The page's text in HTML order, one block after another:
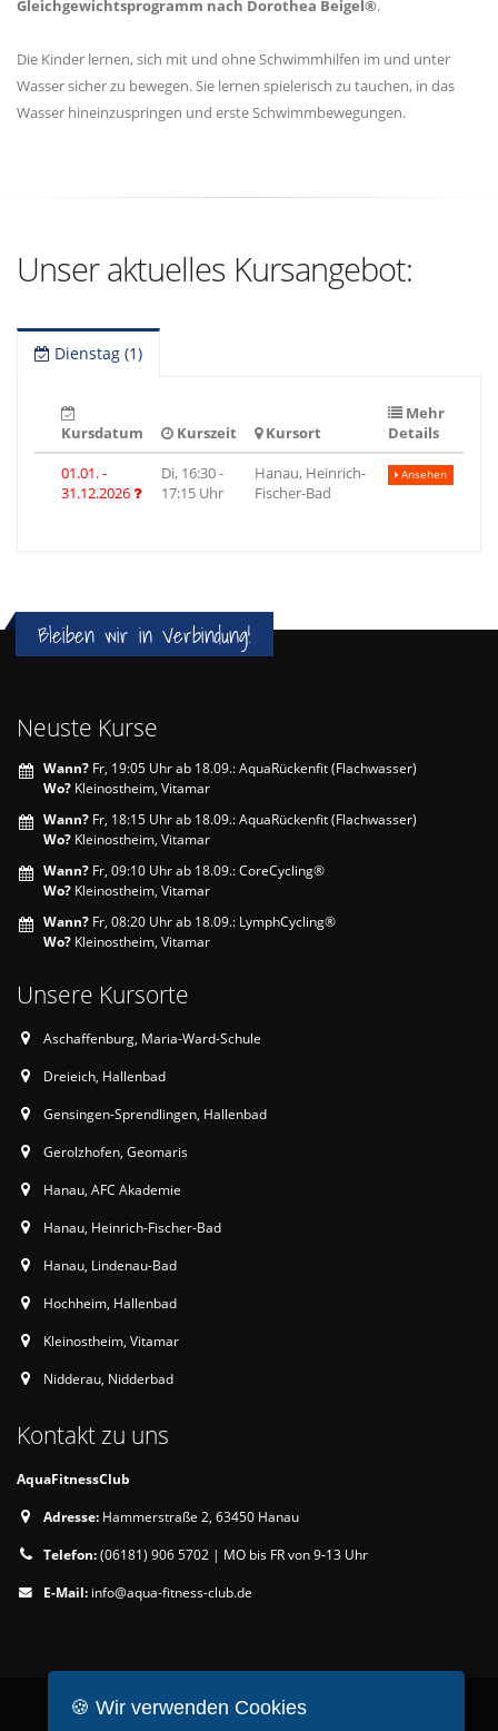
Gleichgewichtsprogramm nach Dorothea Beigel®.
Die Kinder lernen, sich mit und ohne Schwimmhilfen im und unter
Wasser sicher zu bewegen. Sie lernen spielerisch zu tauchen, in das
Wasser hineinzuspringen und erste Schwimmbewegungen.
Unser aktuelles Kursangebot:
Dienstag (1)
Kursdatum Kurszeit Kursort
Mehr
Details
01.01. -
31.12.2026
Di, 16:30 -
17:15 Uhr
Hanau, Heinrich-
Fischer-Bad
Ansehen
Bleiben wir in Verbindung!
Neuste Kurse
Wann? Fr, 19:05 Uhr ab 18.09.: AquaRückenfit (Flachwasser)
Wo? Kleinostheim, Vitamar
Wann? Fr, 18:15 Uhr ab 18.09.: AquaRückenfit (Flachwasser)
Wo? Kleinostheim, Vitamar
Wann? Fr, 09:10 Uhr ab 18.09.: CoreCycling®
Wo? Kleinostheim, Vitamar
Wann? Fr, 08:20 Uhr ab 18.09.: LymphCycling®
Wo? Kleinostheim, Vitamar
Unsere Kursorte
Aschaffenburg, Maria-Ward-Schule
Dreieich, Hallenbad
Gensingen-Sprendlingen, Hallenbad
Gerolzhofen, Geomaris
Hanau, AFC Akademie
Hanau, Heinrich-Fischer-Bad
Hanau, Lindenau-Bad
Hochheim, Hallenbad
Kleinostheim, Vitamar
Nidderau, Nidderbad
Kontakt zu uns
AquaFitnessClub
Adresse: Hammerstraße 2, 63450 Hanau
Telefon:(06181) 906 5702 | MO bis FR von 9-13 Uhr
E-Mail: info@aqua-fitness-club.de
🍪 Wir verwenden Cookies